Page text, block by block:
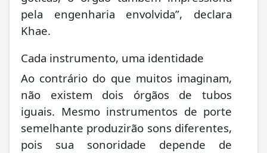
pela engenharia envolvida”, declara
Khae.
Cada instrumento, uma identidade
Ao contrário do que muitos imaginam,
não existem dois órgãos de tubos
iguais. Mesmo instrumentos de porte
semelhante produzirão sons diferentes,
pois sua sonoridade depende de